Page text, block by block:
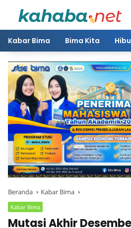
Kabar Bima Bima Kita
Beranda Kabar Bima
Kabar Bima
Mutasi Akhir